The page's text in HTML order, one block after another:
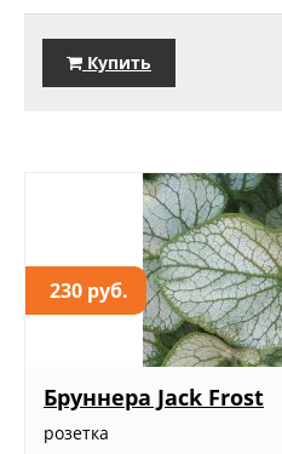
Купить
230 руб.
Бруннера Jack Frost
розетка